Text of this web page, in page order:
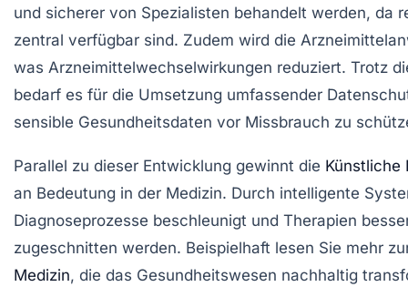
und sicherer von Spezialisten behandelt werden, da
zentral verfügbar sind. Zudem wird die
was Arzneimittelwechselwirkungen reduziert. Trotz
bedarf es für die Umsetzung umfassender
sensible Gesundheitsdaten vor Missbrauch zu
Parallel zu dieser Entwicklung gewinnt die Künstliche
an Bedeutung in der Medizin. Durch intelligente
Diagnoseprozesse beschleunigt und Therapien
zugeschnitten werden. Beispielhaft lesen Sie mehr
Medizin, die das Gesundheitswesen nachhaltig